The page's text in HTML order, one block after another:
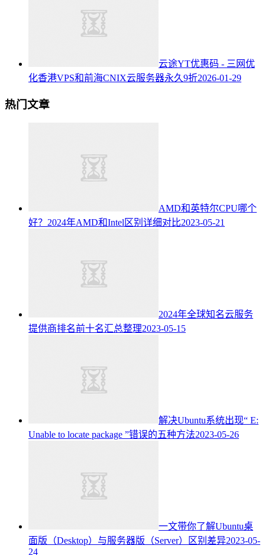
云途YT优惠码 - 三网优
化香港VPS和前海CNIX云服务器永久9折2026-01-29
热门文章
AMD和英特尔CPU哪个
好？2024年AMD和Intel区别详细对比2023-05-21
2024年全球知名云服务
提供商排名前十名汇总整理2023-05-15
解决Ubuntu系统出现“ E:
Unable to locate package ”错误的五种方法2023-05-26
一文带你了解Ubuntu桌
面版（Desktop）与服务器版（Server）区别差异2023-05-
24